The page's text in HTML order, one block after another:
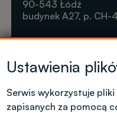
90-543 Łódź
budynek A27, p. CH-4
Krótkie formy
Tel. +48 42 631 23 14
Ustawienia
Serwis wykorzystuje
zapisanych za pomocą